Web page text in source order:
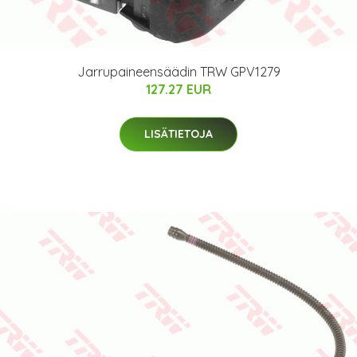
Jarrupaineensäädin TRW GPV1279
127.27 EUR
LISÄTIETOJA